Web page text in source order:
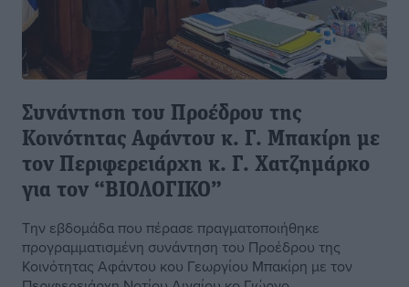
Συνάντηση του Προέδρου της
Κοινότητας Αφάντου κ. Γ. Μπακίρη με
τον Περιφερειάρχη κ. Γ. Χατζημάρκο
για τον “ΒΙΟΛΟΓΙΚΟ”
Την εβδομάδα που πέρασε πραγματοποιήθηκε
προγραμματισμένη συνάντηση του Προέδρου της
Κοινότητας Αφάντου κου Γεωργίου Μπακίρη με τον